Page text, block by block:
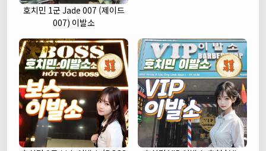
호치민 1군 Jade 007 (제이드
007) 이발소